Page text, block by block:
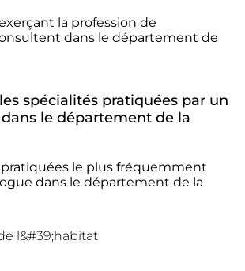
la profession de
dans le département de
spécialités pratiquées par un
le département de la
pratiquées le plus fréquemment
dans le département de la
l&#39;habitat